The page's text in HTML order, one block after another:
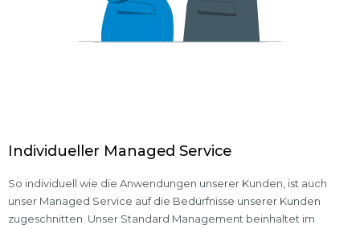
Individueller Managed Service
So individuell wie die Anwendungen unserer Kunden, ist auch
unser Managed Service auf die Bedürfnisse unserer Kunden
zugeschnitten. Unser Standard Management beinhaltet im